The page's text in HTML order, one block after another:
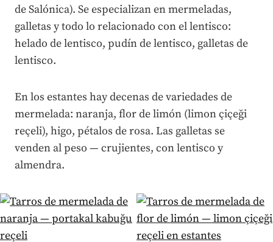
de Salónica). Se especializan en mermeladas,
galletas y todo lo relacionado con el lentisco:
helado de lentisco, pudín de lentisco, galletas de
lentisco.
En los estantes hay decenas de variedades de
mermelada: naranja, flor de limón (limon çiçeği
reçeli), higo, pétalos de rosa. Las galletas se
venden al peso — crujientes, con lentisco y
almendra.